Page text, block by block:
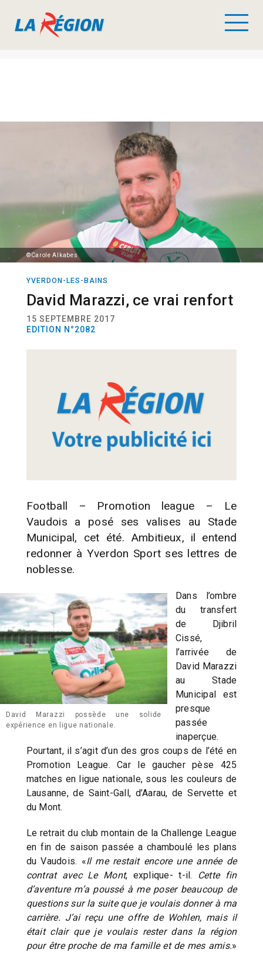
©Carole Alkabes
YVERDON-LES-BAINS
David Marazzi, ce vrai renfort
15 SEPTEMBRE 2017
EDITION N°2082
Football – Promotion league – Le
Vaudois a posé ses valises au Stade
Municipal, cet été. Ambitieux, il entend
redonner à Yverdon Sport ses lettres de
noblesse.
David Marazzi possède une solide
expérience en ligue nationale.
Dans l’ombre
du transfert
de Djibril
Cissé,
l’arrivée de
David Marazzi
au Stade
Municipal est
presque
passée
inaperçue.
Pourtant, il s’agit d’un des gros coups de l’été en
Promotion League. Car le gaucher pèse 425
matches en ligue nationale, sous les couleurs de
Lausanne, de Saint-Gall, d’Aarau, de Servette et
du Mont.
Le retrait du club montain de la Challenge League
en fin de saison passée a chamboulé les plans
du Vaudois. «Il me restait encore une année de
contrat avec Le Mont, explique- t-il.
Cette fin
d’aventure m’a poussé à me poser beaucoup de
questions sur la suite que je voulais donner à ma
carrière. J’ai reçu une offre de Wohlen, mais il
était clair que je voulais rester dans la région
pour être proche de ma famille et de mes amis.»